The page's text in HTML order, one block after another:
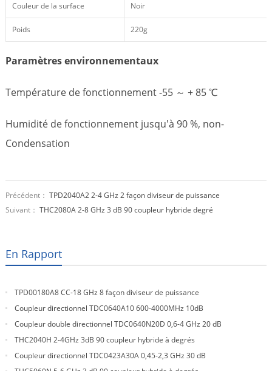
Couleur de la surface Noir
Poids 220g
Paramètres environnementaux
Température de fonctionnement -55 ～ + 85 ℃
Humidité de fonctionnement jusqu'à 90 %, non-
Condensation
Précédent： TPD2040A2 2-4 GHz 2 façon diviseur de puissance
Suivant： THC2080A 2-8 GHz 3 dB 90 coupleur hybride degré
En Rapport
TPD00180A8 CC-18 GHz 8 façon diviseur de puissance
Coupleur directionnel TDC0640A10 600-4000MHz 10dB
Coupleur double directionnel TDC0640N20D 0,6-4 GHz 20 dB
THC2040H 2-4GHz 3dB 90 coupleur hybride à degrés
Coupleur directionnel TDC0423A30A 0,45-2,3 GHz 30 dB